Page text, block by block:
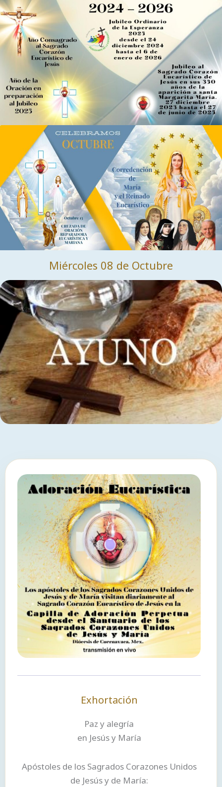
Ir
al
contenido
Miércoles 08 de Octubre
Exhortación
Paz y alegría
en Jesús y María
Apóstoles de los Sagrados Corazones Unidos
de Jesús y de María: